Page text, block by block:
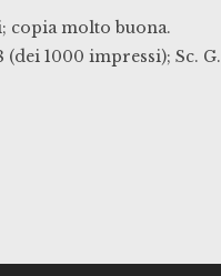
copia molto buona.
1000 impressi); Sc. G.